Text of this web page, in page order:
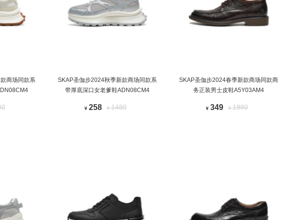
商场同款系
SKAP圣伽步2024秋季新款商场同款系
带厚底深口女老爹鞋ADN08CM4
¥ 258 ¥1480
SKAP圣伽步2024春季新款商场同款商
务正装男士皮鞋A5Y03AM4
¥ 349 ¥1980